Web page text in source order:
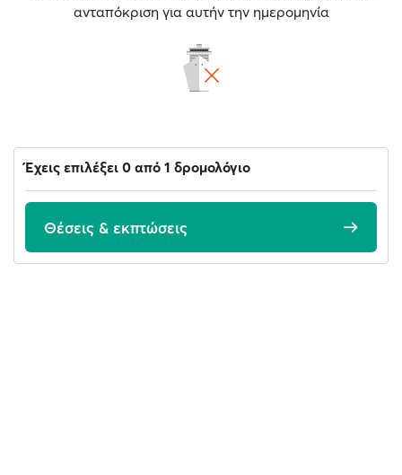
ανταπόκριση για αυτήν την ημερομηνία
Έχεις επιλέξει 0 από 1 δρομολόγιο
Θέσεις & εκπτώσεις